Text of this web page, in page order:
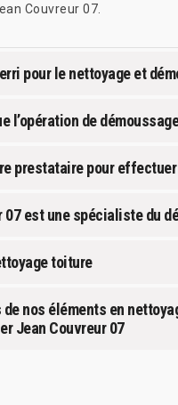
Couvreur 07.
pour le nettoyage et
l’opération de
prestataire pour
est une spécialiste du
toiture
nos éléments en
Jean Couvreur 07